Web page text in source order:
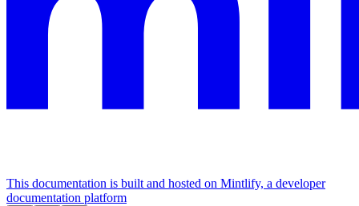
This documentation is built and hosted on Mintlify, a developer
documentation platform